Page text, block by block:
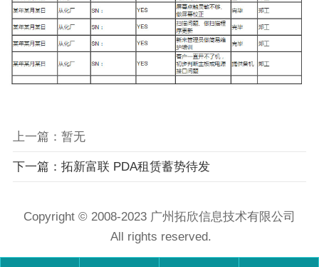
上一篇：暂无
下一篇：拓新富联 PDA租赁蓄势待发
Copyright © 2008-2023 广州拓欣信息技术有限公司
All rights reserved.